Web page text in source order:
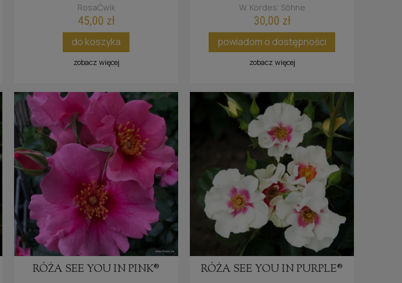
mniejszych ogrodów.
RosaĆwik
45,00 zł
do koszyka
zobacz więcej
W. Kordes' Söhne
30,00 zł
powiadom o dostępności
zobacz więcej
RÓŻA SEE YOU IN PINK® RÓŻA SEE YOU IN PURPLE®